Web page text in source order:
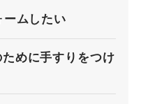
ームしたい
めに手すりをつけ